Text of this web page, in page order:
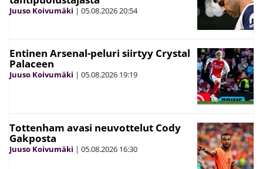
Juuso Koivumäki | 05.08.202620:54
Entinen Arsenal-peluri siirtyy Crystal
Palaceen
Juuso Koivumäki | 05.08.2026 19:19
Tottenham avasi neuvottelut Cody
Gakposta
Juuso Koivumäki | 05.08.2026 16:30